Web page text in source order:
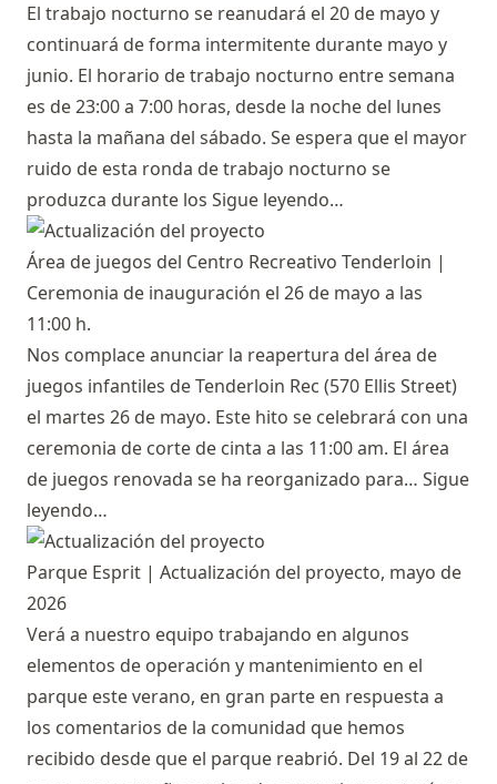
El trabajo nocturno se reanudará el 20 de mayo y
continuará de forma intermitente durante mayo y
junio. El horario de trabajo nocturno entre semana
es de 23:00 a 7:00 horas, desde la noche del lunes
hasta la mañana del sábado. Se espera que el mayor
ruido de esta ronda de trabajo nocturno se
produzca durante los Sigue leyendo…
Área de juegos del Centro Recreativo Tenderloin |
Ceremonia de inauguración el 26 de mayo a las
11:00 h.
Nos complace anunciar la reapertura del área de
juegos infantiles de Tenderloin Rec (570 Ellis Street)
el martes 26 de mayo. Este hito se celebrará con una
ceremonia de corte de cinta a las 11:00 am. El área
de juegos renovada se ha reorganizado para… Sigue
leyendo…
Parque Esprit | Actualización del proyecto, mayo de
2026
Verá a nuestro equipo trabajando en algunos
elementos de operación y mantenimiento en el
parque este verano, en gran parte en respuesta a
los comentarios de la comunidad que hemos
recibido desde que el parque reabrió. Del 19 al 22 de